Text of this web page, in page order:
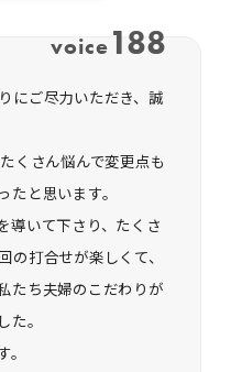
voice 188
にご尽力いただき、誠
くさん悩んで変更点も
たと思います。
導いて下さり、たくさ
の打合せが楽しくて、
たち夫婦のこだわりが
た。